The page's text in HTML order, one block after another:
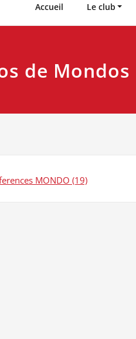
Accueil Le club
de Mondos
MONDO (19)